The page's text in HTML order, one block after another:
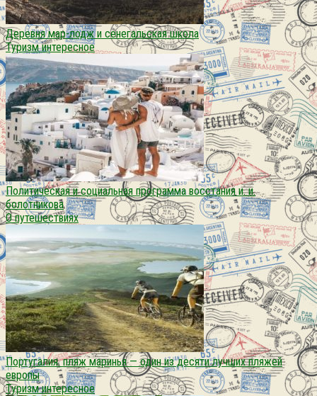
Деревня мар-лодж и cенегальская школа
Туризм интересное
Политическая и социальная программа восстания и. и.
болотникова
О путешествиях
Португалия. пляж маринья — один из десяти лучших пляжей
европы
Туризм интересное